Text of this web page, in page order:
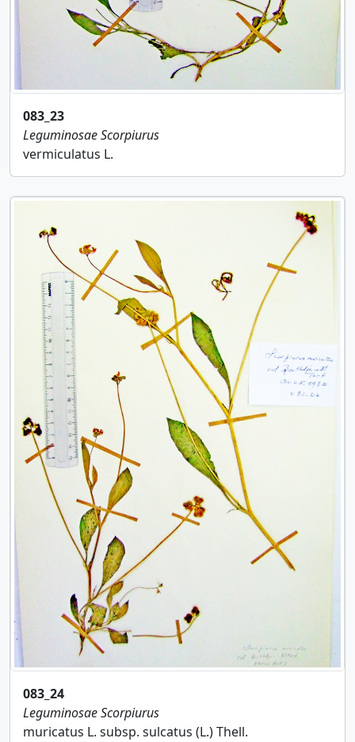
083_23
LeguminosaeScorpiurus
vermiculatus L.
083_24
LeguminosaeScorpiurus
muricatus L. subsp. sulcatus (L.) Thell.